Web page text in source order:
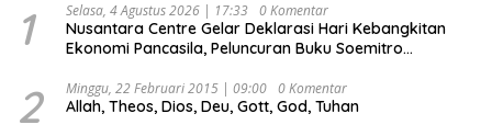
1 Selasa, 4 Agustus 2026 | 17:33 0 Komentar
Nusantara Centre Gelar Deklarasi Hari Kebangkitan
Ekonomi Pancasila, Peluncuran Buku Soemitro
Ekonomi Politik Indonesia) & Simposium Nasional
“Urgensi Undang-Undang Perekonomian Nasional dan
2 Minggu, 22 Februari 2015 | 09:00 0 Komentar
Allah, Theos, Dios, Deu, Gott, God, Tuhan